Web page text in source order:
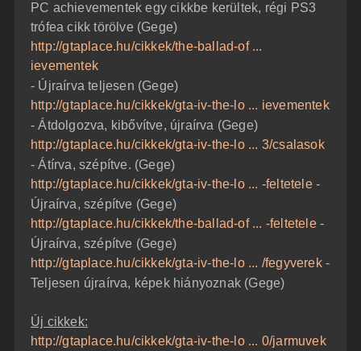
PC achievementek egy cikkbe kerültek, régi PS3
trófea cikk törölve (Gege)
http://gtaplace.hu/cikkek/the-ballad-of ...
ievementek
- Újraírva teljesen (Gege)
http://gtaplace.hu/cikkek/gta-iv-the-lo ... ievementek
- Átdolgozva, kibővítve, újraírva (Gege)
http://gtaplace.hu/cikkek/gta-iv-the-lo ... 3/csalasok
- Átírva, szépítve. (Gege)
http://gtaplace.hu/cikkek/gta-iv-the-lo ... -feltetele-
Újraírva, szépítve (Gege)
http://gtaplace.hu/cikkek/the-ballad-of ... -feltetele-
Újraírva, szépítve (Gege)
http://gtaplace.hu/cikkek/gta-iv-the-lo ... /fegyverek-
Teljesen újraírva, képek hiányoznak (Gege)
Új cikkek:
http://gtaplace.hu/cikkek/gta-iv-the-lo ... 0/jarmuvek